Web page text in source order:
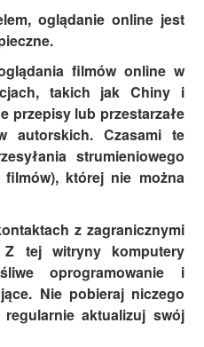
oglądanie online jest
filmów online w
takich jak Chiny i
przepisy lub przestarzałe
autorskich. Czasami te
strumieniowego
filmów), której nie można
z zagranicznymi
Z tej witryny komputery
oprogramowanie i
Nie pobieraj niczego
aktualizuj swój